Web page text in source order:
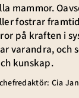
mammor.
fostrar
på kraften i
varandra, och
kunskap.
Cia